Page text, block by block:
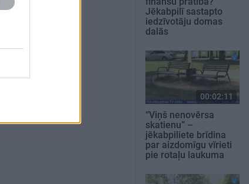
Jēkabpilī sastapto
iedzīvotāju domas
dalās
00:02:11
“Viņš nenovērsa
skatienu” –
jēkabpiliete brīdina
par aizdomīgu vīrieti
pie rotaļu laukuma